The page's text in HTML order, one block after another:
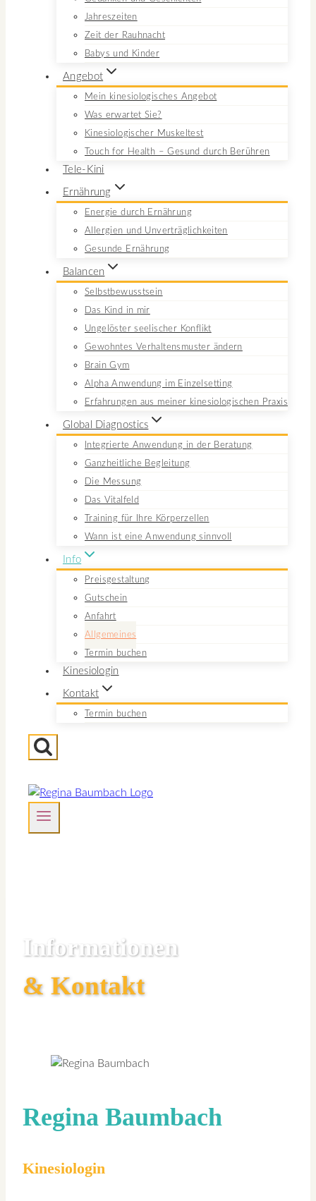
Jahreszeiten
Zeit der Rauhnacht
Babys und Kinder
Angebot
Mein kinesiologisches Angebot
Was erwartet Sie?
Kinesiologischer Muskeltest
Touch for Health – Gesund durch Berühren
Tele-Kini
Ernährung
Energie durch Ernährung
Allergien und Unverträglichkeiten
Gesunde Ernährung
Balancen
Selbstbewusstsein
Das Kind in mir
Ungelöster seelischer Konflikt
Gewohntes Verhaltensmuster ändern
Brain Gym
Alpha Anwendung im Einzelsetting
Erfahrungen aus meiner kinesiologischen Praxis
Global Diagnostics
Integrierte Anwendung in der Beratung
Ganzheitliche Begleitung
Die Messung
Das Vitalfeld
Training für Ihre Körperzellen
Wann ist eine Anwendung sinnvoll
Info
Preisgestaltung
Gutschein
Anfahrt
Allgemeines
Termin buchen
Kinesiologin
Kontakt
Termin buchen
Informationen
& Kontakt
Regina Baumbach
Kinesiologin